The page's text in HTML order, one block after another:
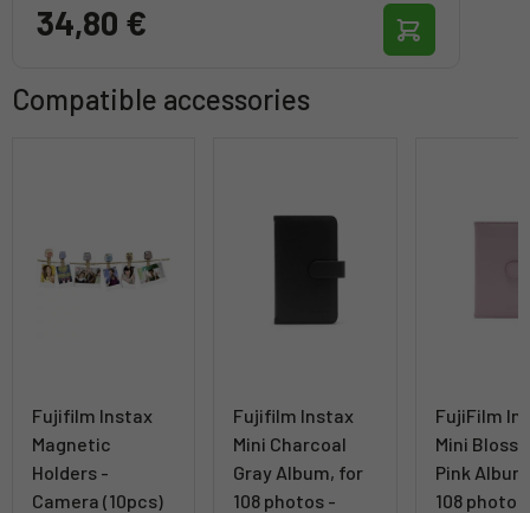
34,80 €
Compatible accessories
Fujifilm Instax
Magnetic
Holders -
Camera (10pcs)
Fujifilm Instax
Mini Charcoal
Gray Album, for
108 photos -
FujiFilm
Mini
Pink
108